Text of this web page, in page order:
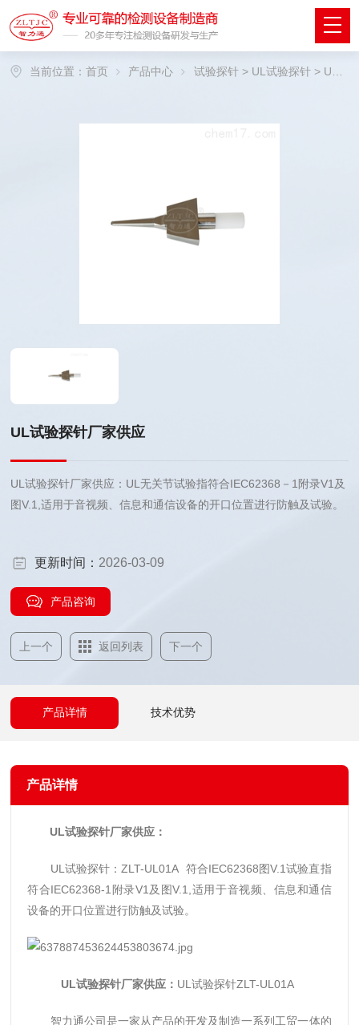
当前位置：首页 产品中心 试验探针 > UL试验探针 > UL试验探针厂家供应
UL试验探针厂家供应
UL试验探针厂家供应：UL无关节试验指符合IEC62368－1附录V1及
图V.1,适用于音视频、信息和通信设备的开口位置进行防触及试验。
更新时间： 2026-03-09
产品咨询
上一个 返回列表 下一个
产品详情 技术优势
产品详情
UL试验探针厂家供应：
UL试验探针：ZLT-UL01A 符合IEC62368图V.1试验直指
符合IEC62368-1附录V1及图V.1,适用于音视频、信息和通信
设备的开口位置进行防触及试验。
UL试验探针厂家供应： UL试验探针ZLT-UL01A
智力通公司是一家从产品的开发及制造一系列工贸一体的